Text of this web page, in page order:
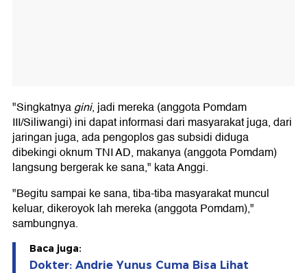
"Singkatnyagini, jadi mereka (anggota Pomdam
III/Siliwangi) ini dapat informasi dari masyarakat juga, dari
jaringan juga, ada pengoplos gas subsidi diduga
dibekingi oknum TNI AD, makanya (anggota Pomdam)
langsung bergerak ke sana," kata Anggi.
"Begitu sampai ke sana, tiba-tiba masyarakat muncul
keluar, dikeroyok lah mereka (anggota Pomdam),"
sambungnya.
Baca juga:
Dokter: Andrie Yunus Cuma Bisa Lihat